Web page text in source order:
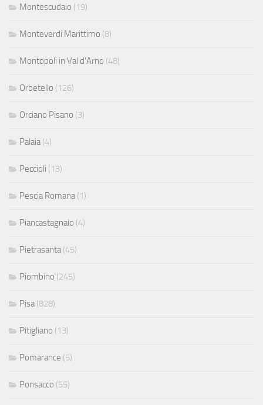
Montescudaio (19)
Monteverdi Marittimo (8)
Montopoli in Val d'Arno (48)
Orbetello (126)
Orciano Pisano (3)
Palaia (4)
Peccioli (13)
Pescia Romana (1)
Piancastagnaio (4)
Pietrasanta (45)
Piombino (245)
Pisa (828)
Pitigliano (13)
Pomarance (5)
Ponsacco (55)